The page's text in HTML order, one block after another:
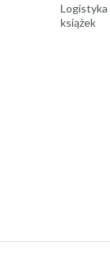
książek